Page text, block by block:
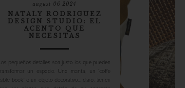
august 06 2024
NATALY RODRIGUEZ
DESIGN STUDIO: EL
ACENTO QUE
NECESITAS
Los pequeños detalles son justo los que pueden
transformar un espacio. Una manta, un ‘coffe
table book’ o un objeto decorativo… claro, tienen